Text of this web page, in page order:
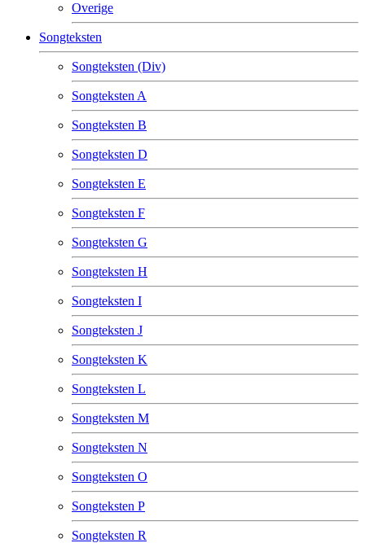
Overige
Songteksten
Songteksten (Div)
Songteksten A
Songteksten B
Songteksten D
Songteksten E
Songteksten F
Songteksten G
Songteksten H
Songteksten I
Songteksten J
Songteksten K
Songteksten L
Songteksten M
Songteksten N
Songteksten O
Songteksten P
Songteksten R